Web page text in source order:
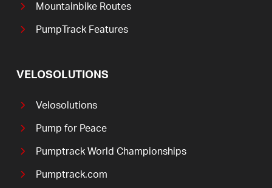
Mountainbike Routes
PumpTrack Features
VELOSOLUTIONS
Velosolutions
Pump for Peace
Pumptrack World Championships
Pumptrack.com